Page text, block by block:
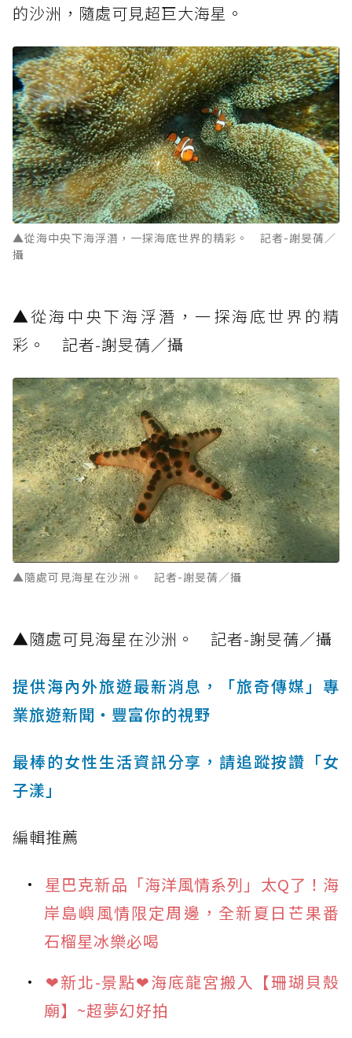
的沙洲，隨處可見超巨大海星。
▲從海中央下海浮潛，一探海底世界的精彩。 記者-謝旻蒨／
攝
▲從海中央下海浮潛，一探海底世界的精
彩。 記者-謝旻蒨／攝
▲隨處可見海星在沙洲。 記者-謝旻蒨／攝
▲隨處可見海星在沙洲。 記者-謝旻蒨／攝
提供海內外旅遊最新消息，「旅奇傳媒」專
業旅遊新聞‧豐富你的視野
最棒的女性生活資訊分享，請追蹤按讚「女
子漾」
編輯推薦
星巴克新品「海洋風情系列」太Q了！海
岸島嶼風情限定周邊，全新夏日芒果番
石榴星冰樂必喝
❤新北-景點❤海底龍宮搬入【珊瑚貝殼
廟】~超夢幻好拍